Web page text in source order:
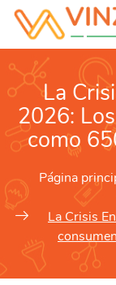
La
2026:
como
Página
La Crisis